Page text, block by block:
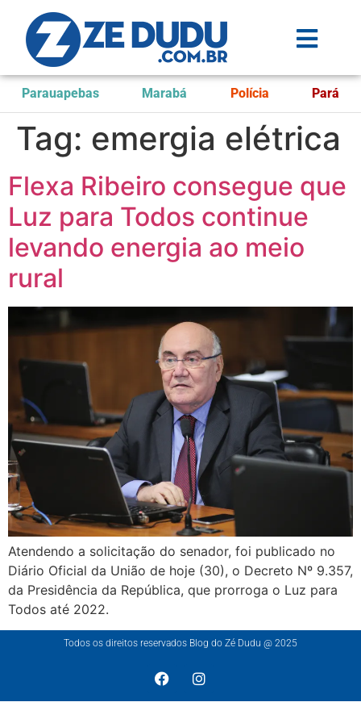
Parauapebas Marabá Polícia Pará
Tag: emergia elétrica
Flexa Ribeiro consegue que
Luz para Todos continue
levando energia ao meio
rural
Atendendo a solicitação do senador, foi publicado no
Diário Oficial da União de hoje (30), o Decreto Nº 9.357,
da Presidência da República, que prorroga o Luz para
Todos até 2022.
Todos os direitos reservados Blog do Zé Dudu @ 2025